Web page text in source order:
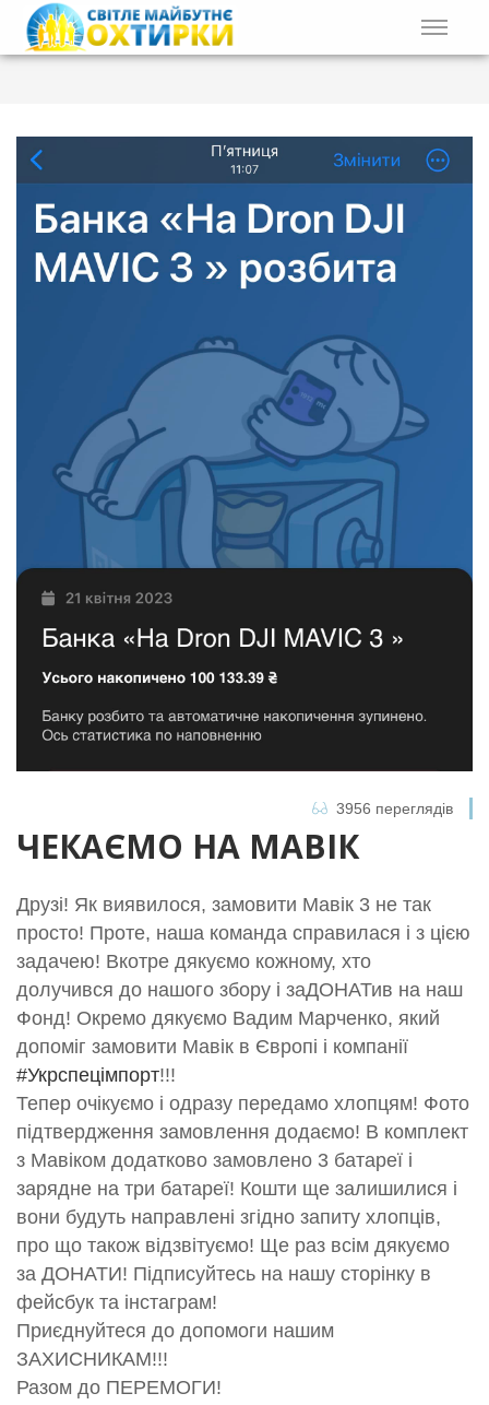
3956 переглядів
ЧЕКАЄМО НА МАВІК
Друзі! Як виявилося, замовити Мавік 3 не так
просто! Проте, наша команда справилася і з цією
задачею! Вкотре дякуємо кожному, хто
долучився до нашого збору і заДОНАТив на наш
Фонд! Окремо дякуємо Вадим Марченко, який
допоміг замовити Мавік в Європі і компанії
#Укрспецімпорт!!!
Тепер очікуємо і одразу передамо хлопцям! Фото
підтвердження замовлення додаємо! В комплект
з Мавіком додатково замовлено 3 батареї і
зарядне на три батареї! Кошти ще залишилися і
вони будуть направлені згідно запиту хлопців,
про що також відзвітуємо! Ще раз всім дякуємо
за ДОНАТИ! Підписуйтесь на нашу сторінку в
фейсбук та інстаграм!
Приєднуйтеся до допомоги нашим
ЗАХИСНИКАМ!!!
Разом до ПЕРЕМОГИ!